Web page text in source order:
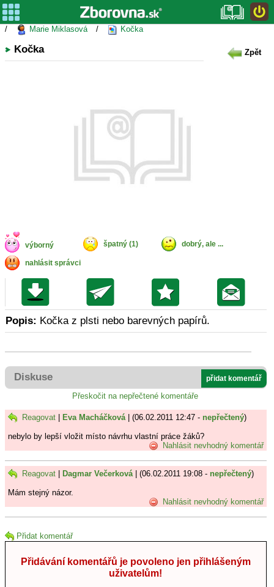
/ Marie Miklasová / Kočka
Kočka Zpět
výborný špatný (1) dobrý, ale ...
nahlásit správci
Popis: Kočka z plsti nebo barevných papírů.
Diskuse přidat komentář
Přeskočit na nepřečtené komentáře
Reagovat Eva Macháčková| (06.02.2011 12:47 - nepřečtený)
nebylo by lepší vložit místo návrhu vlastní práce žáků?
Nahlásit nevhodný komentář
Reagovat Dagmar Večerková| (06.02.2011 19:08 - nepřečtený)
Mám stejný názor.
Nahlásit nevhodný komentář
Přidat komentář
Přidávání komentářů je povoleno jen přihlášeným
uživatelům!